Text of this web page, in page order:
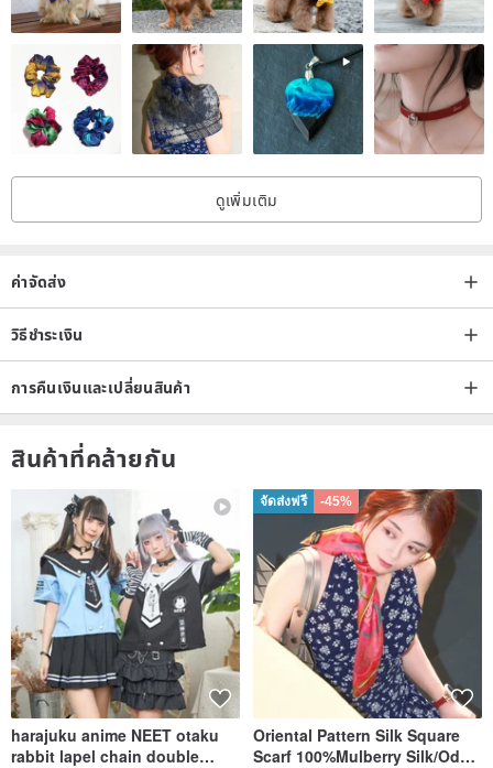
ดูเพิ่มเติม
ค่าจัดส่ง
วิธีชำระเงิน
การคืนเงินและเปลี่ยนสินค้า
สินค้าที่คล้ายกัน
harajuku anime NEET otaku
rabbit lapel chain double
จัดส่งฟรี -45%
Oriental Pattern Silk Square
Scarf 100%Mulberry Silk/Ode